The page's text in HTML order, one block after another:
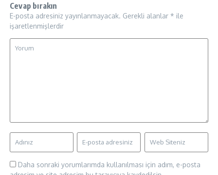
Cevap bırakın
E-posta adresiniz yayınlanmayacak. Gerekli alanlar * ile
işaretlenmişlerdir
Daha sonraki yorumlarımda kullanılması için adım, e-posta